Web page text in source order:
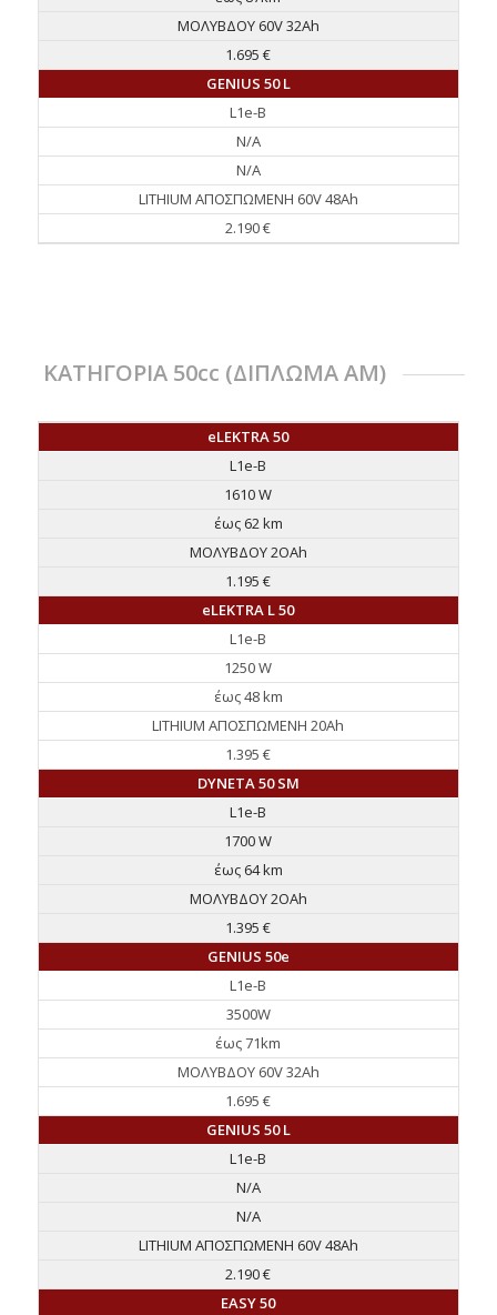
ΜΟΛΥΒΔΟΥ 60V 32Ah
1.695 €
GENIUS 50 L
L1e-B
N/A
N/A
LITHIUM ΑΠΟΣΠΩΜΕΝΗ 60V 48Ah
2.190 €
ΚΑΤΗΓΟΡΙΑ 50cc (ΔΙΠΛΩΜΑ ΑΜ)
eLEKTRA 50
L1e-B
1610 W
έως 62 km
ΜΟΛΥΒΔΟΥ 2ΟAh
1.195 €
eLEKTRA L 50
L1e-B
1250 W
έως 48 km
LITHIUM ΑΠΟΣΠΩΜΕΝΗ 20Ah
1.395 €
DYNETA 50 SM
L1e-B
1700 W
έως 64 km
ΜΟΛΥΒΔΟΥ 2ΟAh
1.395 €
GENIUS 50e
L1e-B
3500W
έως 71km
ΜΟΛΥΒΔΟΥ 60V 32Ah
1.695 €
GENIUS 50 L
L1e-B
N/A
N/A
LITHIUM ΑΠΟΣΠΩΜΕΝΗ 60V 48Ah
2.190 €
EASY 50